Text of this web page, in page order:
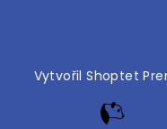
Vytvořil Shoptet